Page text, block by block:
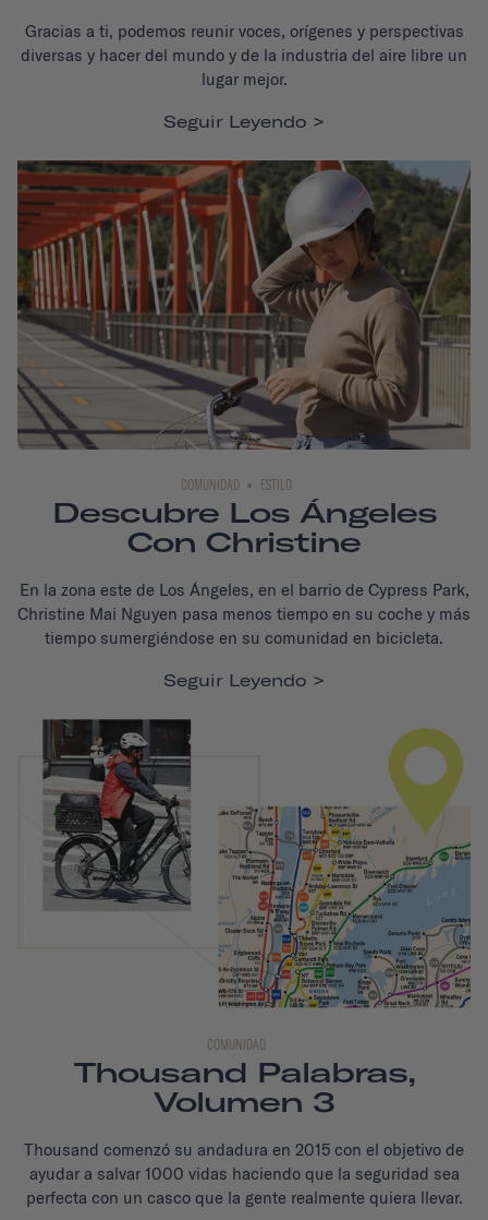
Gracias a ti, podemos reunir voces, orígenes y perspectivas
diversas y hacer del mundo y de la industria del aire libre un
lugar mejor.
Seguir Leyendo
COMUNIDAD ESTILO
Descubre Los Ángeles
Con Christine
En la zona este de Los Ángeles, en el barrio de Cypress Park,
Christine Mai Nguyen pasa menos tiempo en su coche y más
tiempo sumergiéndose en su comunidad en bicicleta.
Seguir Leyendo
COMUNIDAD
Thousand Palabras,
Volumen 3
Thousand comenzó su andadura en 2015 con el objetivo de
ayudar a salvar 1000 vidas haciendo que la seguridad sea
perfecta con un casco que la gente realmente quiera llevar.